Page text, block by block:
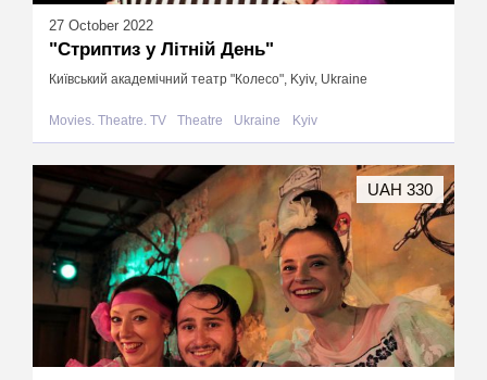
27 October 2022
"Стриптиз у Літній День"
Київський академічний театр "Колесо", Kyiv, Ukraine
Movies. Theatre. TV Theatre Ukraine Kyiv
UAH 330